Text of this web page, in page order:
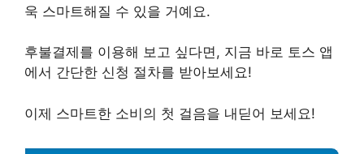
욱 스마트해질 수 있을 거예요.
후불결제를 이용해 보고 싶다면, 지금 바로 토스 앱
에서 간단한 신청 절차를 받아보세요!
이제 스마트한 소비의 첫 걸음을 내딛어 보세요!